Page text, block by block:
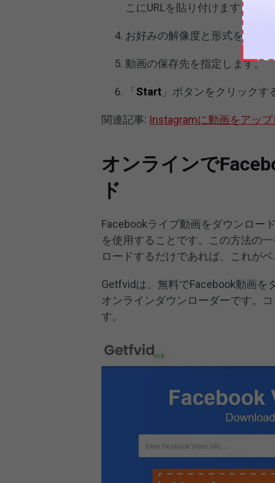
こにURLを貼り付けます。
お好みの解像度と形式を選択し
動画の保存先を指定します。
「 Start 」ボタンをクリックす
関連記事: Instagramに動画をアッ
オンラインで
ド
Facebookライブ動画をダウンロー
を使用することです。この方法の
ロードするだけであれば、これがベ
Getfvidは、無料でFacebook動画を
オンラインダウンローダーです。
す。